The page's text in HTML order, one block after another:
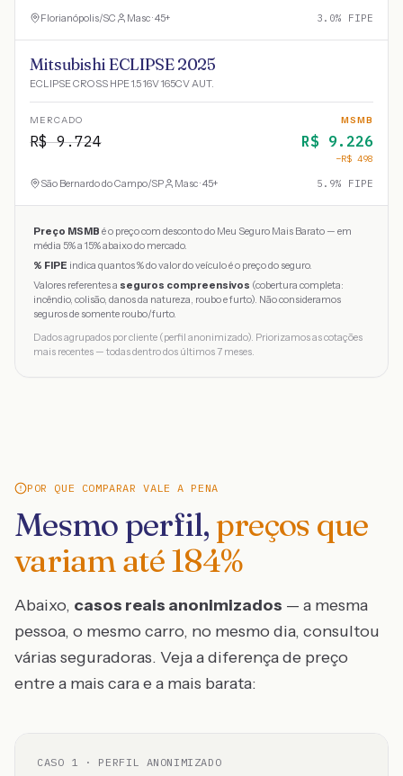
Florianópolis/SC Masc · 45+ 3.0% FIPE
Mitsubishi ECLIPSE 2025
ECLIPSE CROSS HPE 1.5 16V 165CV AUT.
MERCADO
R$9.724
MSMB
R$ 9.226
−R$ 498
São Bernardo do Campo/SP Masc · 45+ 5.9% FIPE
Preço MSMB é o preço com desconto do Meu Seguro Mais Barato — em
média 5% a 15% abaixo do mercado.
% FIPE indica quantos % do valor do veículo é o preço do seguro.
Valores referentes a seguros compreensivos (cobertura completa:
incêndio, colisão, danos da natureza, roubo e furto). Não consideramos
seguros de somente roubo/furto.
Dados agrupados por cliente (perfil anonimizado). Priorizamos as cotações
mais recentes — todas dentro dos últimos 7 meses.
POR QUE COMPARAR VALE A PENA
Mesmo perfil, preços que
variam até184%
Abaixo, casos reais anonimizados — a mesma
pessoa, o mesmo carro, no mesmo dia, consultou
várias seguradoras. Veja a diferença de preço
entre a mais cara e a mais barata:
CASO 1 · PERFIL ANONIMIZADO